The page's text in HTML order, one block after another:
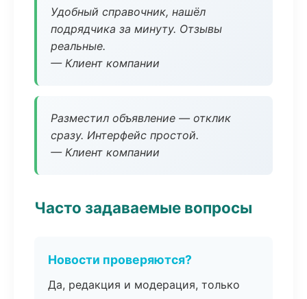
Удобный справочник, нашёл
подрядчика за минуту. Отзывы
реальные.
— Клиент компании
Разместил объявление — отклик
сразу. Интерфейс простой.
— Клиент компании
Часто задаваемые вопросы
Новости проверяются?
Да, редакция и модерация, только